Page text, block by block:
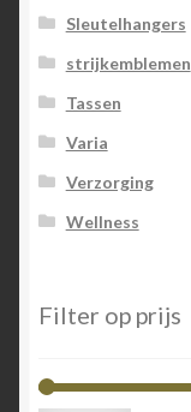
Sleutelhangers
strijkemblemen
Tassen
Varia
Verzorging
Wellness
Filter op prijs